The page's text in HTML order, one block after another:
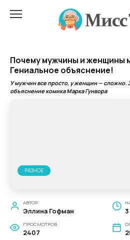
Почему мужчины и женщины
Гениальное объяснение!
У мужчин все просто, у женщин — сложно.
объяснение комика Марка Гунвора
РАЗНОЕ
АВТОР
Эллина Гофман
ПРОСМОТРОВ
2407